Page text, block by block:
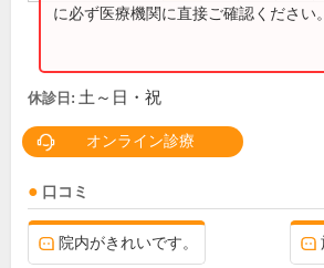
に必ず医療機関に直接ご確認ください。
休診日: 土～日・祝
オンライン診療
口コミ
院内がきれいです。